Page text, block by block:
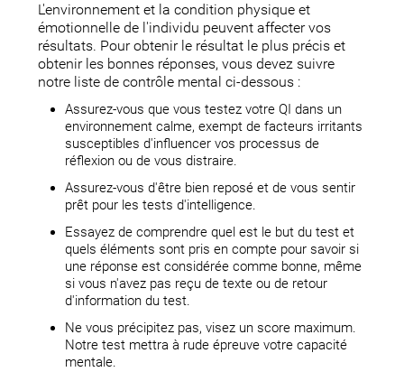
L'environnement et la condition physique et
émotionnelle de l'individu peuvent affecter vos
résultats. Pour obtenir le résultat le plus précis et
obtenir les bonnes réponses, vous devez suivre
notre liste de contrôle mental ci-dessous :
Assurez-vous que vous testez votre QI dans un
environnement calme, exempt de facteurs irritants
susceptibles d'influencer vos processus de
réflexion ou de vous distraire.
Assurez-vous d'être bien reposé et de vous sentir
prêt pour les tests d'intelligence.
Essayez de comprendre quel est le but du test et
quels éléments sont pris en compte pour savoir si
une réponse est considérée comme bonne, même
si vous n'avez pas reçu de texte ou de retour
d'information du test.
Ne vous précipitez pas, visez un score maximum.
Notre test mettra à rude épreuve votre capacité
mentale.